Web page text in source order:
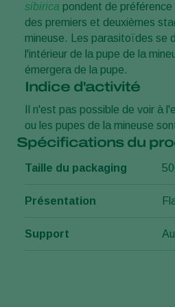
sibirica pondent de
des premiers et deuxièmes
mineuse. Les parasitoïdes se
l'intérieur de la pupe de la
émergera de la pupe.
Indice d'activité
Il n'est pas possible de voir à
ou les pupes de la mineuse
Spécifications du
Taille du packaging
Présentation
Support